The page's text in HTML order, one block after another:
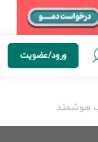
ورود/عضویت
هوشمند